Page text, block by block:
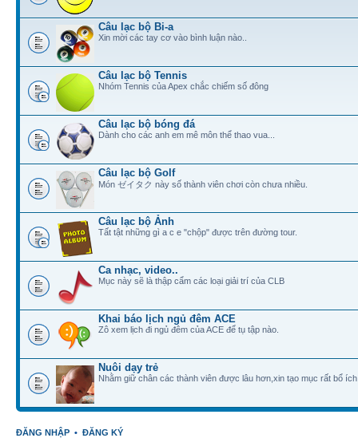
Câu lạc bộ Bi-a
Xin mời các tay cơ vào bình luận nào..
Câu lạc bộ Tennis
Nhóm Tennis của Apex chắc chiếm số đông
Câu lạc bộ bóng đá
Dành cho các anh em mê môn thể thao vua...
Câu lạc bộ Golf
Món ゼイタク này số thành viên chơi còn chưa nhiều.
Câu lạc bộ Ảnh
Tất tật những gì a c e "chộp" được trên đường tour.
Ca nhạc, video..
Mục này sẽ là thập cẩm các loại giải trí của CLB
Khai báo lịch ngủ đêm ACE
Zô xem lịch đi ngủ đêm của ACE để tụ tập nào.
Nuôi dạy trẻ
Nhằm giữ chân các thành viên được lâu hơn,xin tạo mục rất bổ
ĐĂNG NHẬP • ĐĂNG KÝ